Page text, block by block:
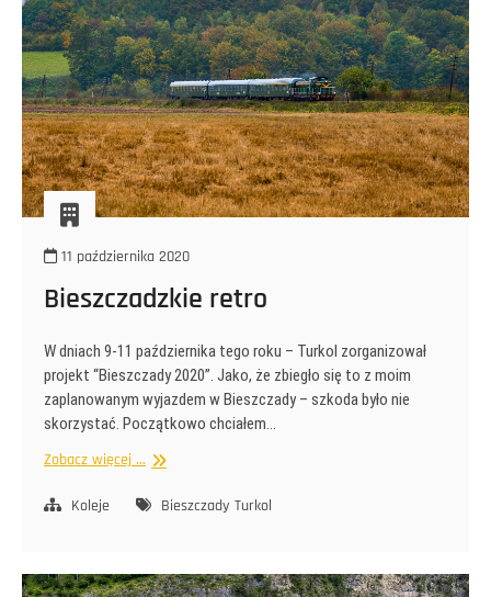
11 października 2020
Bieszczadzkie retro
W dniach 9-11 października tego roku – Turkol zorganizował
projekt “Bieszczady 2020”. Jako, że zbiegło się to z moim
zaplanowanym wyjazdem w Bieszczady – szkoda było nie
skorzystać. Początkowo chciałem…
Zobacz więcej ... Bieszczadzkie
Koleje
Bieszczady Turkol